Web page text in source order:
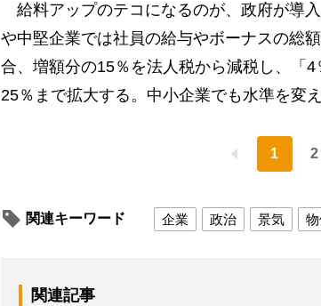
給料アップのテコになるのが、政府が導
や中堅企業では社員の給与やボーナスの総
合、増額分の15％を法人税から減税し、「
25％まで拡大する。中小企業でも水準を変
1 2
関連キーワード 企業 政治 景気
関連記事